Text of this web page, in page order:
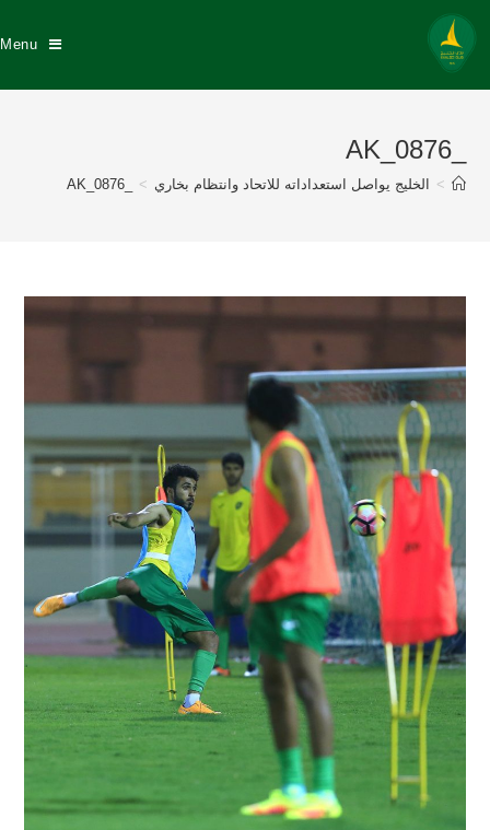
Menu
_AK_0876
> الخليج يواصل استعداداته للاتحاد وانتظام بخاري >
_AK_0876